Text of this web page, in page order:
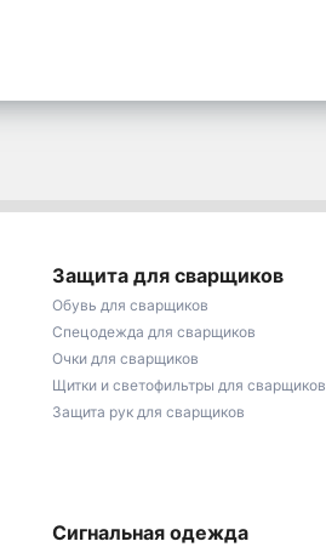
Защита для сварщиков
Обувь для сварщиков
Спецодежда для сварщиков
Очки для сварщиков
Щитки и светофильтры для сварщиков
Защита рук для сварщиков
Сигнальная одежда